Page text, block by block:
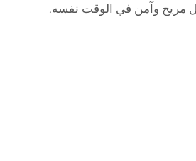
مريح وآمن في الوقت نفسه.